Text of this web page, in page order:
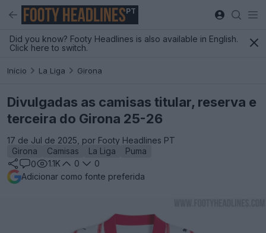
PT
Did you know? Footy Headlines is also available in English.
Click here to switch.
Início La Liga Girona
Divulgadas as camisas titular, reserva e
terceira do Girona 25-26
17 de Jul de 2025, por Footy Headlines PT
Girona
Camisas La Liga
Puma
0
1.1K 0
0
Adicionar como fonte preferida